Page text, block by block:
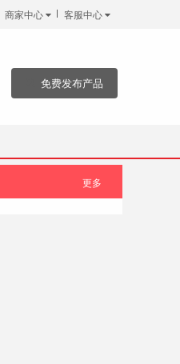
商家中心 客服中心
免费发布产品
更多